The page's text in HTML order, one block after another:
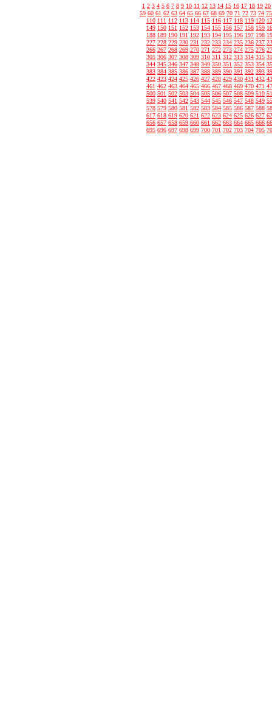
1 2 3 4 5 6 7 8 9 10 11 12 13 14 15 16 17 18 19 20
59 60 61 62 63 64 65 66 67 68 69 70 71 72 73 74 75
110 111 112 113 114 115 116 117 118 119 120
149 150 151 152 153 154 155 156 157 158 159
188 189 190 191 192 193 194 195 196 197 198
227 228 229 230 231 232 233 234 235 236 237
266 267 268 269 270 271 272 273 274 275 276
305 306 307 308 309 310 311 312 313 314 315
344 345 346 347 348 349 350 351 352 353 354
383 384 385 386 387 388 389 390 391 392 393
422 423 424 425 426 427 428 429 430 431 432
461 462 463 464 465 466 467 468 469 470 471
500 501 502 503 504 505 506 507 508 509 510
539 540 541 542 543 544 545 546 547 548 549
578 579 580 581 582 583 584 585 586 587 588
617 618 619 620 621 622 623 624 625 626 627
656 657 658 659 660 661 662 663 664 665 666
695 696 697 698 699 700 701 702 703 704 705